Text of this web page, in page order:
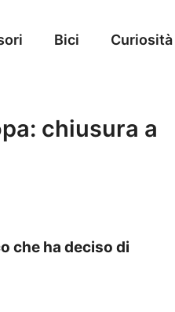
Bici Curiosità
chiusura a
che ha deciso di